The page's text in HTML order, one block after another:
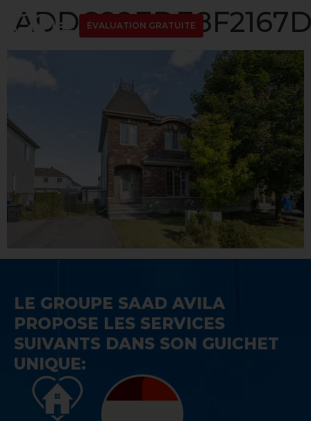
ÉVALUATION GRATUITE
LE GROUPE SAAD AVILA
PROPOSE LES SERVICES
SUIVANTS DANS SON GUICHET
UNIQUE: